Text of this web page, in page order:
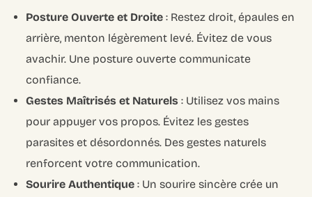
Posture Ouverte et Droite : Restez droit, épaules en
arrière, menton légèrement levé. Évitez de vous
avachir. Une posture ouverte communicate
confiance.
Gestes Maîtrisés et Naturels : Utilisez vos mains
pour appuyer vos propos. Évitez les gestes
parasites et désordonnés. Des gestes naturels
renforcent votre communication.
Sourire Authentique : Un sourire sincère crée un